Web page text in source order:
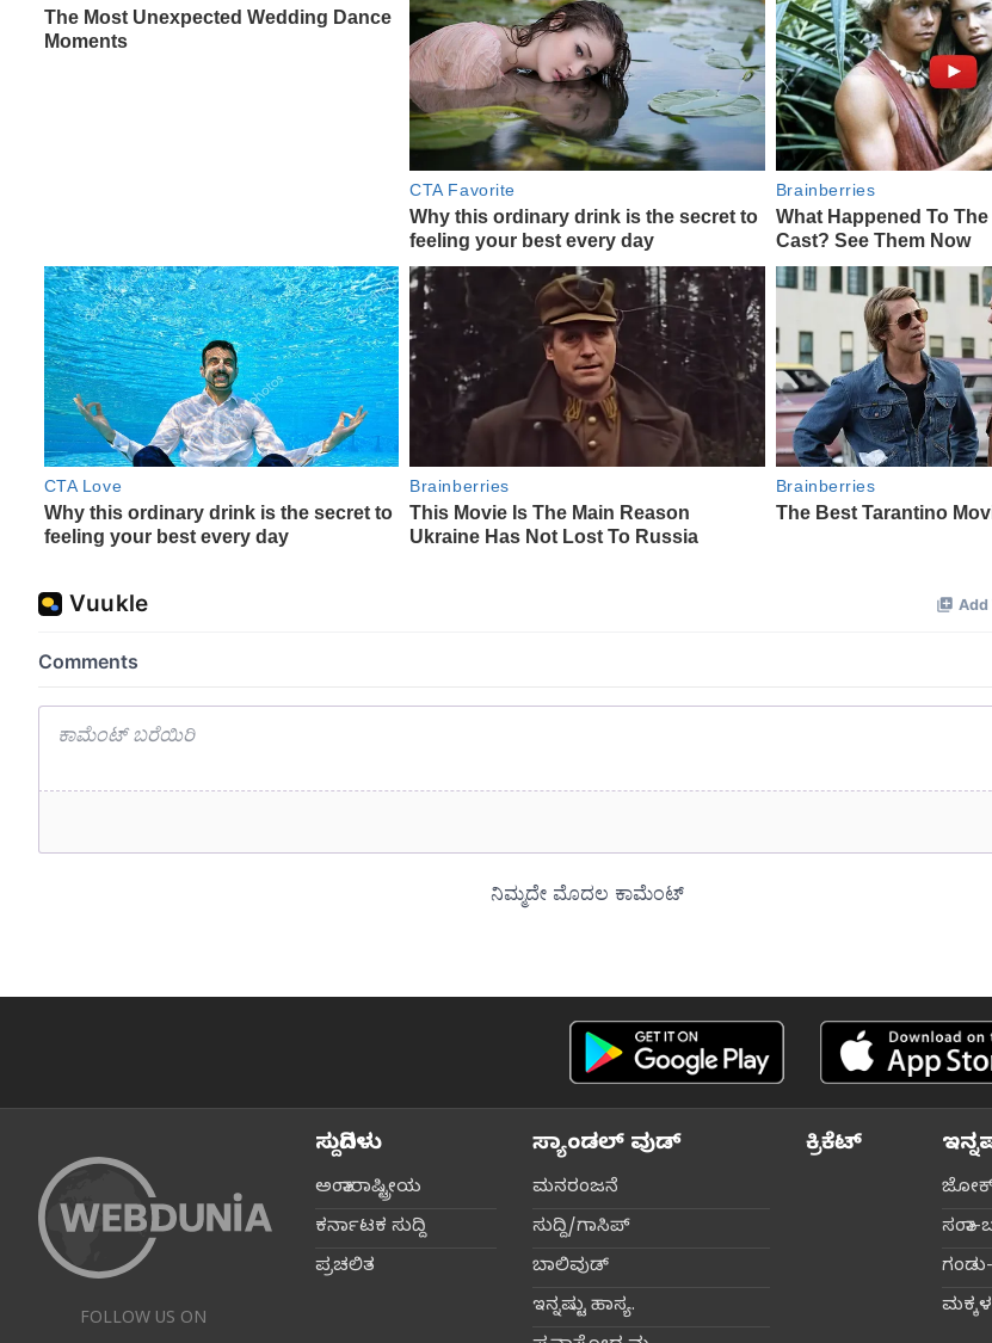
FOLLOW US ON
ಸುದ್ದಿಗಳು
ಅಂತಾರಾಷ್ಟ್ರೀಯ
ಕರ್ನಾಟಕ ಸುದ್ದಿ
ಪ್ರಚಲಿತ
ಸ್ಯಾಂಡಲ್ ವುಡ್
ಮನರಂಜನೆ
ಸುದ್ದಿ/ಗಾಸಿಪ್
ಬಾಲಿವುಡ್‌
ಇನ್ನಷ್ಟು ಹಾಸ್ಯ.
ಕ್ರಿಕೆಟ್‌
ಸಂತಾ-